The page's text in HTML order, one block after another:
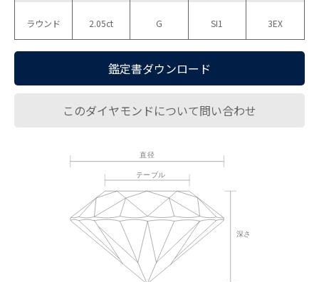
ラウンド 2.05ct G SI1 3EX
鑑定書ダウンロード
このダイヤモンドについて問い合わせ